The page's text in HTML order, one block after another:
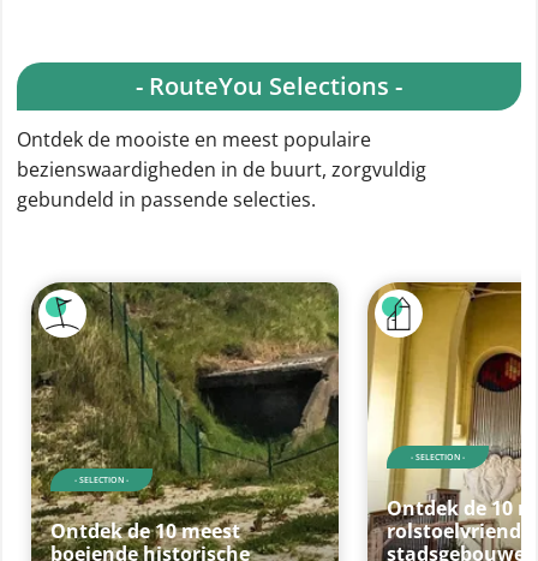
- RouteYou Selections -
Ontdek de mooiste en meest populaire
bezienswaardigheden in de buurt, zorgvuldig
gebundeld in passende selecties.
- SELECTION -
Ontdek de 10 meest
boeiende historische
- SELECTION -
Ontdek de 10